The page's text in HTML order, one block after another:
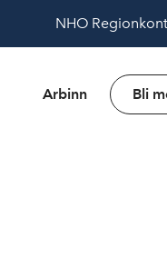
NHO
Arbinn Bli